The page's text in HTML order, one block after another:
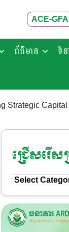
ACE-GFA
ព័ត៌មាន ទំ
Capital
ជ្រើសរើស
ជ្រើសរើស
ប្រភេទ